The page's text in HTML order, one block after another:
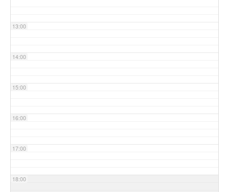
13:00
14:00
15:00
16:00
17:00
18:00